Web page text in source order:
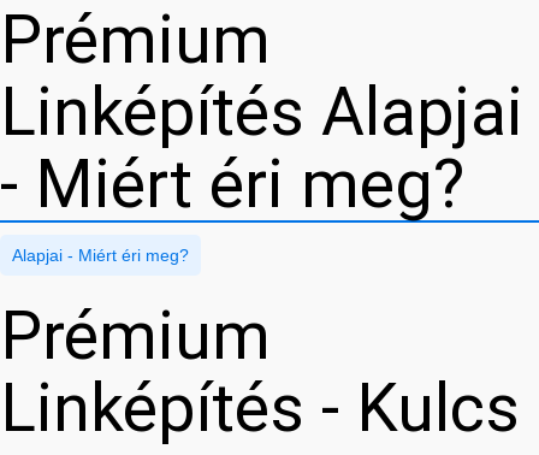
Prémium
Linképítés Alapjai
- Miért éri meg?
Alapjai - Miért éri meg?
Prémium
Linképítés - Kulcs